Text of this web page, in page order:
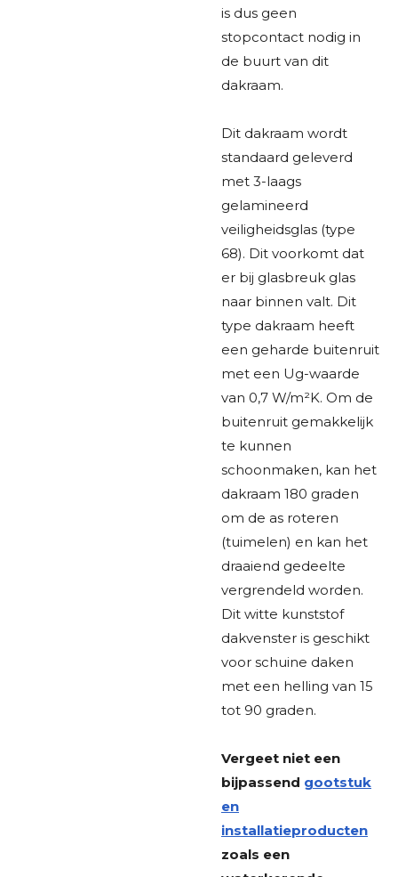
is dus geen
stopcontact nodig in
de buurt van dit
dakraam.
Dit dakraam wordt
standaard geleverd
met 3-laags
gelamineerd
veiligheidsglas (type
68). Dit voorkomt dat
er bij glasbreuk glas
naar binnen valt. Dit
type dakraam heeft
een geharde buitenruit
met een Ug-waarde
van 0,7 W/m²K. Om de
buitenruit gemakkelijk
te kunnen
schoonmaken, kan het
dakraam 180 graden
om de as roteren
(tuimelen) en kan het
draaiend gedeelte
vergrendeld worden.
Dit witte kunststof
dakvenster is geschikt
voor schuine daken
met een helling van 15
tot 90 graden.
Vergeet niet een
bijpassend gootstuk
en
installatieproducten
zoals een